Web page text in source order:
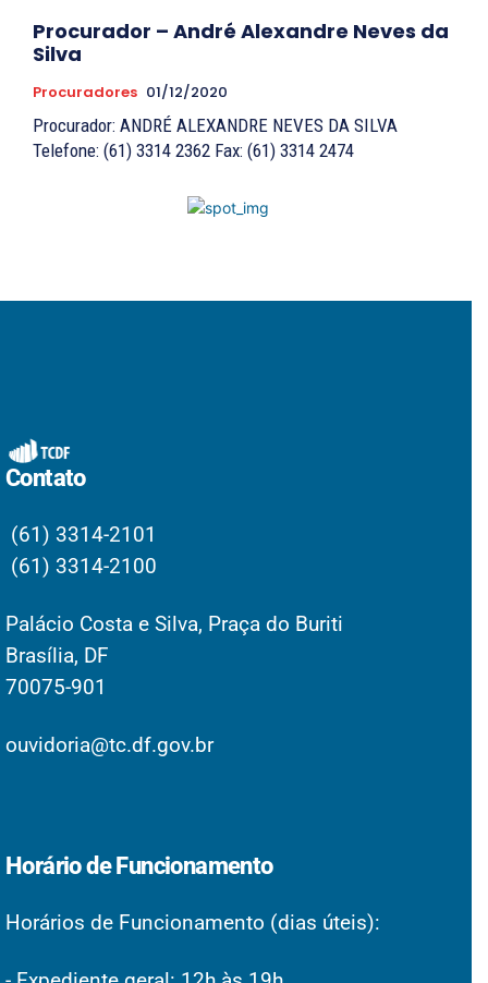
Procurador – André Alexandre Neves da
Silva
Procuradores 01/12/2020
Procurador: ANDRÉ ALEXANDRE NEVES DA SILVA
Telefone: (61) 3314 2362 Fax: (61) 3314 2474
Contato
(61) 3314-2101
(61) 3314-2100
Palácio Costa e Silva, Praça do Buriti
Brasília, DF
70075-901
ouvidoria@tc.df.gov.br
Horário de Funcionamento
Horários de Funcionamento (dias úteis):